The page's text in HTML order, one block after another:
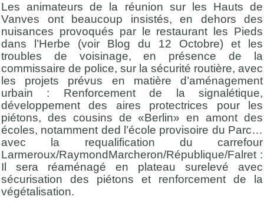
Les animateurs de la réunion sur les Hauts de
Vanves ont beaucoup insistés, en dehors des
nuisances provoqués par le restaurant les Pieds
dans l’Herbe (voir Blog du 12 Octobre) et les
troubles de voisinage, en présence de la
commissaire de police, sur la sécurité routière, avec
les projets prévus en matière d’aménagement
urbain : Renforcement de la signalétique,
développement des aires protectrices pour les
piétons, des cousins de «Berlin» en amont des
écoles, notamment ded l’école provisoire du Parc…
avec la requalification du carrefour
Larmeroux/RaymondMarcheron/République/Falret :
Il sera réaménagé en plateau surelevé avec
sécurisation des piétons et renforcement de la
végétalisation.